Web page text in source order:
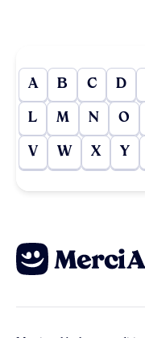
A B C D
L M N O
V W X Y